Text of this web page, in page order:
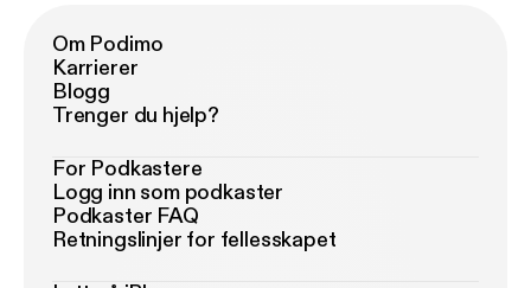
Om Podimo
Karrierer
Blogg
Trenger du hjelp?
For Podkastere
Logg inn som podkaster
Podkaster FAQ
Retningslinjer for fellesskapet